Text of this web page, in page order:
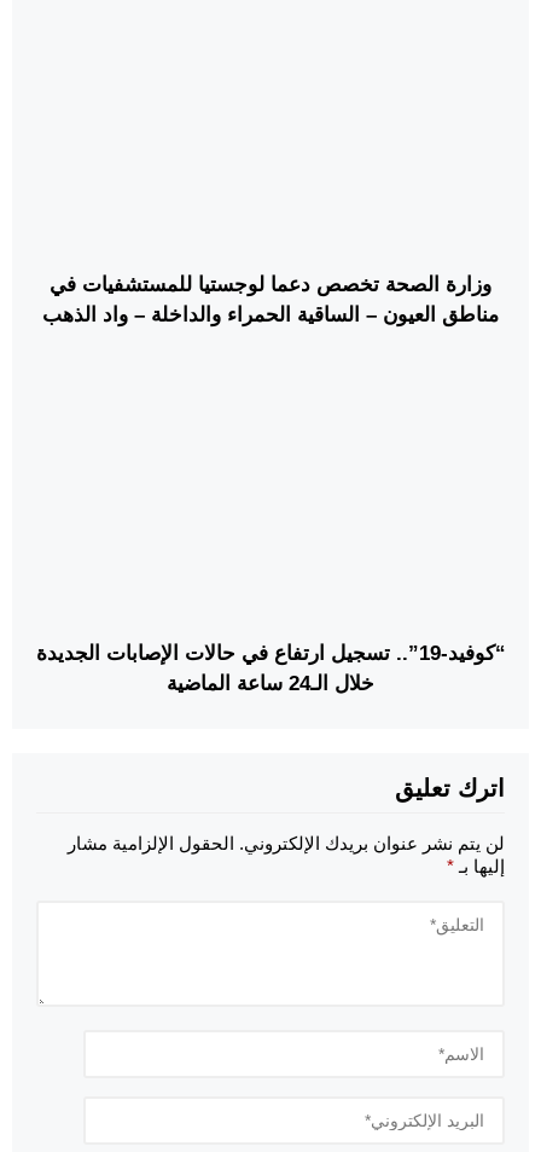
وزارة الصحة تخصص دعما لوجستيا للمستشفيات في
مناطق العيون – الساقية الحمراء والداخلة – واد الذهب
“كوفيد-19”.. تسجيل ارتفاع في حالات الإصابات الجديدة
خلال الـ24 ساعة الماضية
اترك تعليق
لن يتم نشر عنوان بريدك الإلكتروني. الحقول الإلزامية مشار
إليها بـ *